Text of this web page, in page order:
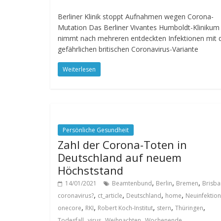
Berliner Klinik stoppt Aufnahmen wegen Corona-
Mutation Das Berliner Vivantes Humboldt-Klinikum
nimmt nach mehreren entdeckten Infektionen mit
gefährlichen britischen Coronavirus-Variante
Weiterlesen
Persönliche Gesundheit
Zahl der Corona-Toten in
Deutschland auf neuem
Höchststand
14/01/2021 Beamtenbund, Berlin, Bremen,
coronavirus?, ct_article, Deutschland, home, Neuinfektion
onecore, RKI, Robert Koch-Institut, stern, Thüringen,